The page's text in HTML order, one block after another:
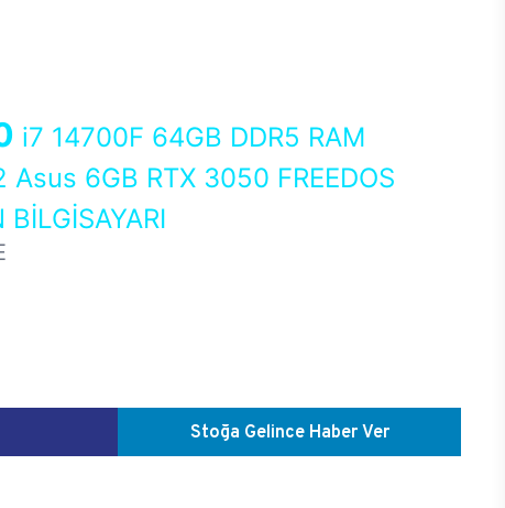
i7 14700F 64GB DDR5 RAM
6GB RTX 3050 FREEDOS
Stoğa Gelince Haber Ver